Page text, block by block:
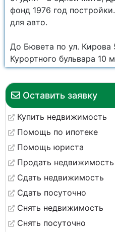
Оставить заявку
Купить недвижимость
Помощь по ипотеке
Помощь юриста
Продать недвижимость
Сдать недвижимость
Сдать посуточно
Снять недвижимость
Снять посуточно
фонд 1976 год
для авто.
До Бювета по ул.
Курортного бульвара 10